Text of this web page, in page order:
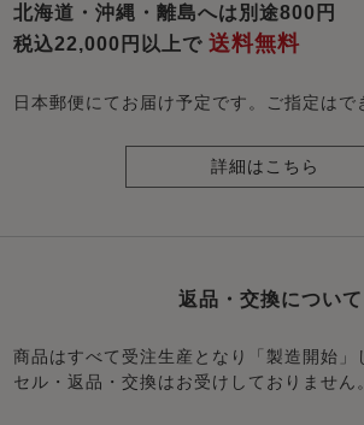
北海道・沖縄・離島へは別途800円
税込22,000円以上で送料無料
日本郵便にてお届け予定です。ご指定はで
詳細はこちら
返品・交換について
商品はすべて受注生産となり「製造開始」
セル・返品・交換はお受けしておりません